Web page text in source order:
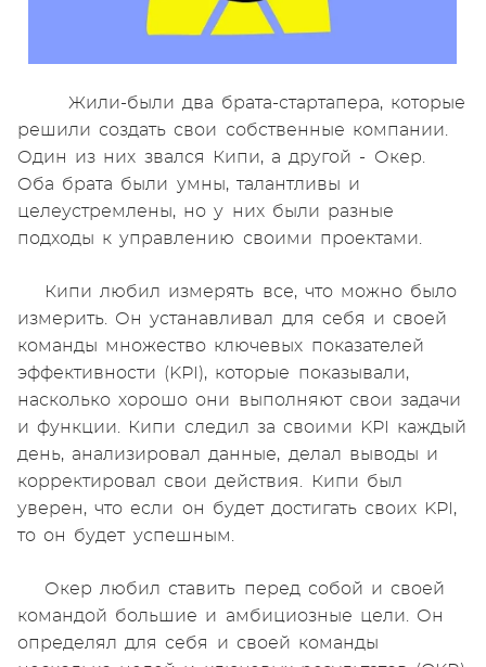
Жили-были два брата-стартапера, которые
решили создать свои собственные компании.
Один из них звался Кипи, а другой - Окер.
Оба брата были умны, талантливы и
целеустремлены, но у них были разные
подходы к управлению своими проектами.
Кипи любил измерять все, что можно было
измерить. Он устанавливал для себя и своей
команды множество ключевых показателей
эффективности (KPI), которые показывали,
насколько хорошо они выполняют свои задачи
и функции. Кипи следил за своими KPI каждый
день, анализировал данные, делал выводы и
корректировал свои действия. Кипи был
уверен, что если он будет достигать своих KPI,
то он будет успешным.
Окер любил ставить перед собой и своей
командой большие и амбициозные цели. Он
определял для себя и своей команды